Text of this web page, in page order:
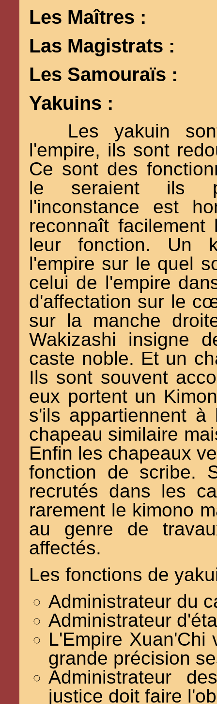
Les Maîtres :
Las Magistrats :
Les Samouraïs :
Yakuins :
Les yakuin
l'empire, ils sont
Ce sont des
le seraient ils
l'inconstance est
reconnaît
leur fonction. Un
l'empire sur le quel
celui de l'empire
d'affectation sur le
sur la manche
Wakizashi insigne
caste noble. Et un
Ils sont souvent
eux portent un
s'ils appartiennent
chapeau similaire
Enfin les chapeaux
fonction de scribe.
recrutés dans les
rarement le kimono
au genre de
affectés.
Les fonctions de
Administrateur du
Administrateur
L'Empire
grande précision
Administrateur
justice doit faire